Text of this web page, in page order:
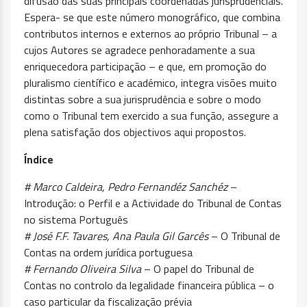
Espera- se que este número monográfico, que combina
contributos internos e externos ao próprio Tribunal – a
cujos Autores se agradece penhoradamente a sua
enriquecedora participação – e que, em promoção do
pluralismo científico e académico, integra visões muito
distintas sobre a sua jurisprudência e sobre o modo
como o Tribunal tem exercido a sua função, assegure a
plena satisfação dos objectivos aqui propostos.
Índice
# Marco Caldeira, Pedro Fernandéz Sanchéz–
Introdução: o Perfil e a Actividade do Tribunal de Contas
no sistema Português
# José F.F. Tavares, Ana Paula Gil Garcês– O Tribunal de
Contas na ordem jurídica portuguesa
# Fernando Oliveira Silva– O papel do Tribunal de
Contas no controlo da legalidade financeira pública – o
caso particular da fiscalização prévia